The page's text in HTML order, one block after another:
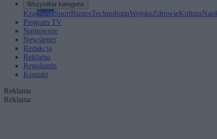
Wszystkie kategorie
KrajŚwiatSportBiznesTechnologiaWojskoZdrowieKultura
Program TV
Najnowsze
Newsletter
Redakcja
Reklama
Regulamin
Kontakt
Reklama
Reklama